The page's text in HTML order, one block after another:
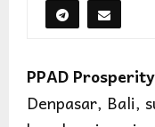
PPAD Prosperity
Denpasar, Bali,